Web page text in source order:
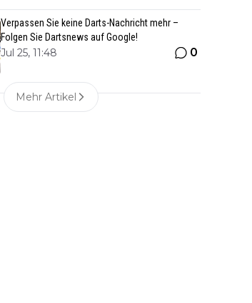
Verpassen Sie keine Darts-Nachricht mehr –
Folgen Sie Dartsnews auf Google!
Jul 25, 11:48 0
Mehr Artikel